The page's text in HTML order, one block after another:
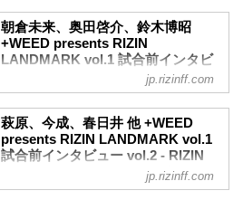
【Trailer】朝倉未来 vs. 萩原京平 /
+WEED presents RIZIN LANDMARK
vol.1
名称
+WEED presents RIZIN LANDMARK
vol.1
日時
2021年10月2日（土）18:30開場 / 19:00開
始
朝倉未来、奥田啓介、鈴木博昭
+WEED presents RIZIN
LANDMARK vol.1 試合前インタビ
ュー Vol.1 - RIZIN FIGHTING
FEDERATION オフィシャルサイト
朝倉未来、奥田啓介、鈴木博昭 +WEED
presents RIZIN LANDMARK vol.1 試合前
インタビュー Vol.1
+WEED presents RIZIN LANDMARK
jp.rizinff.com
萩原、今成、春日井 他 +WEED
presents RIZIN LANDMARK vol.1
試合前インタビュー vol.2 - RIZIN
FIGHTING FEDERATION オフィシ
ャルサイト
jp.rizinff.com